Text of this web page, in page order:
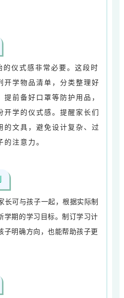
的仪式感非常必要。这段时
开学物品清单，分类整理好
前备好口罩等防护用品，
开学的仪式感。提醒家长们
的文具，避免设计复杂、过
注意力。
长可与孩子一起，根据实际制
学期的学习目标。制订学习计
子明确方向，也能帮助孩子更